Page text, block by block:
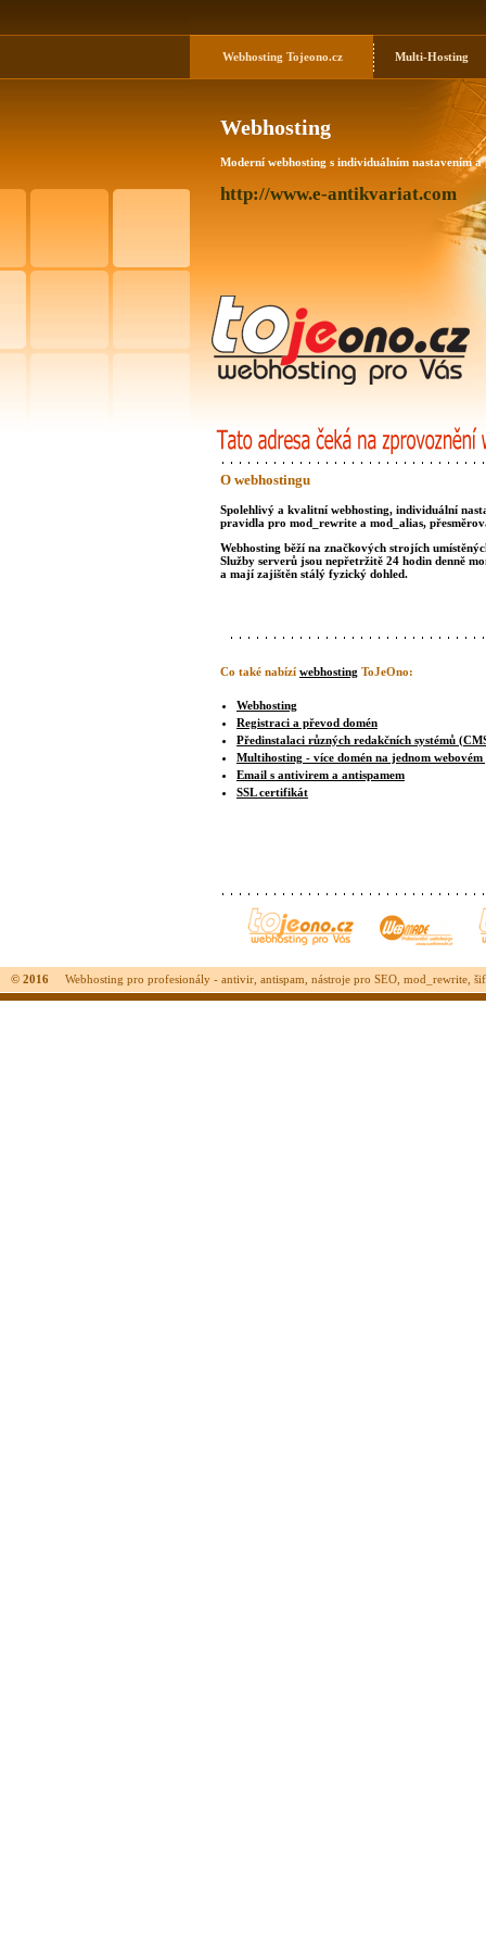
Webhosting Tojeono.cz Multi-Hosting
Webhosting
Moderní webhosting s individuálním nastavením a
http://www.e-antikvariat.com
O webhostingu
Spolehlivý a kvalitní webhosting, individuální
pravidla pro mod_rewrite a mod_alias,
Webhosting běží na značkových strojích
Služby serverů jsou nepřetržitě 24 hodin denně
a mají zajištěn stálý fyzický dohled.
Co také nabízí webhosting ToJeOno:
Webhosting
Registraci a převod domén
Předinstalaci různých redakčních systémů
Multihosting - více domén na jednom
Email s antivirem a antispamem
SSL certifikát
© 2016 Webhosting pro profesionály - antivir, antispam, nástroje pro SEO, mod_rewrite,